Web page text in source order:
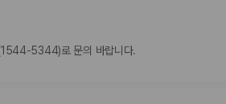
5344)로 문의 바랍니다.